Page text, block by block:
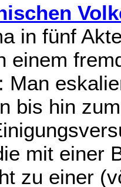
in fünf
einem
Man
bis hin
mit einer
zu einer